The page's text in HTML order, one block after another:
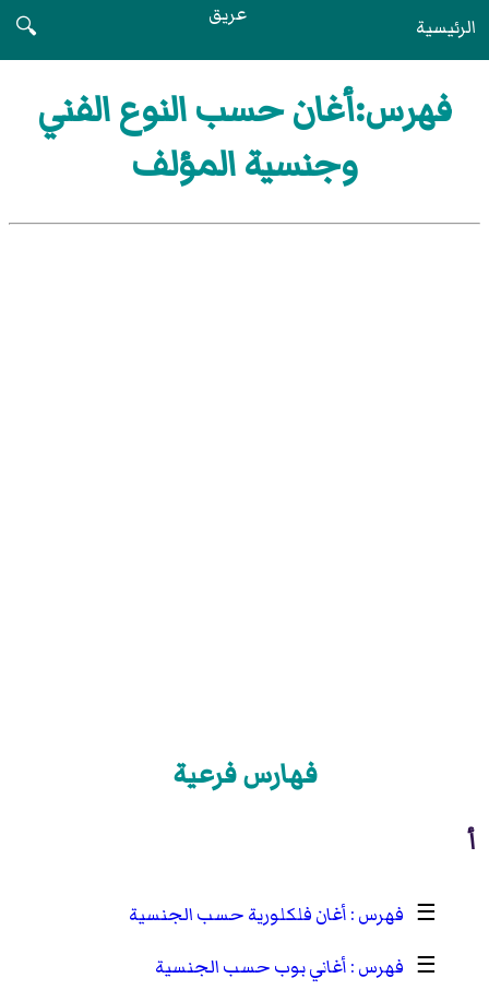
الرئيسية عريق
🔍
فهرس:أغان حسب النوع الفني
وجنسية المؤلف
فهارس فرعية
أ
☰
أغان فلكلورية حسب الجنسية
☰
أغاني بوب حسب الجنسية